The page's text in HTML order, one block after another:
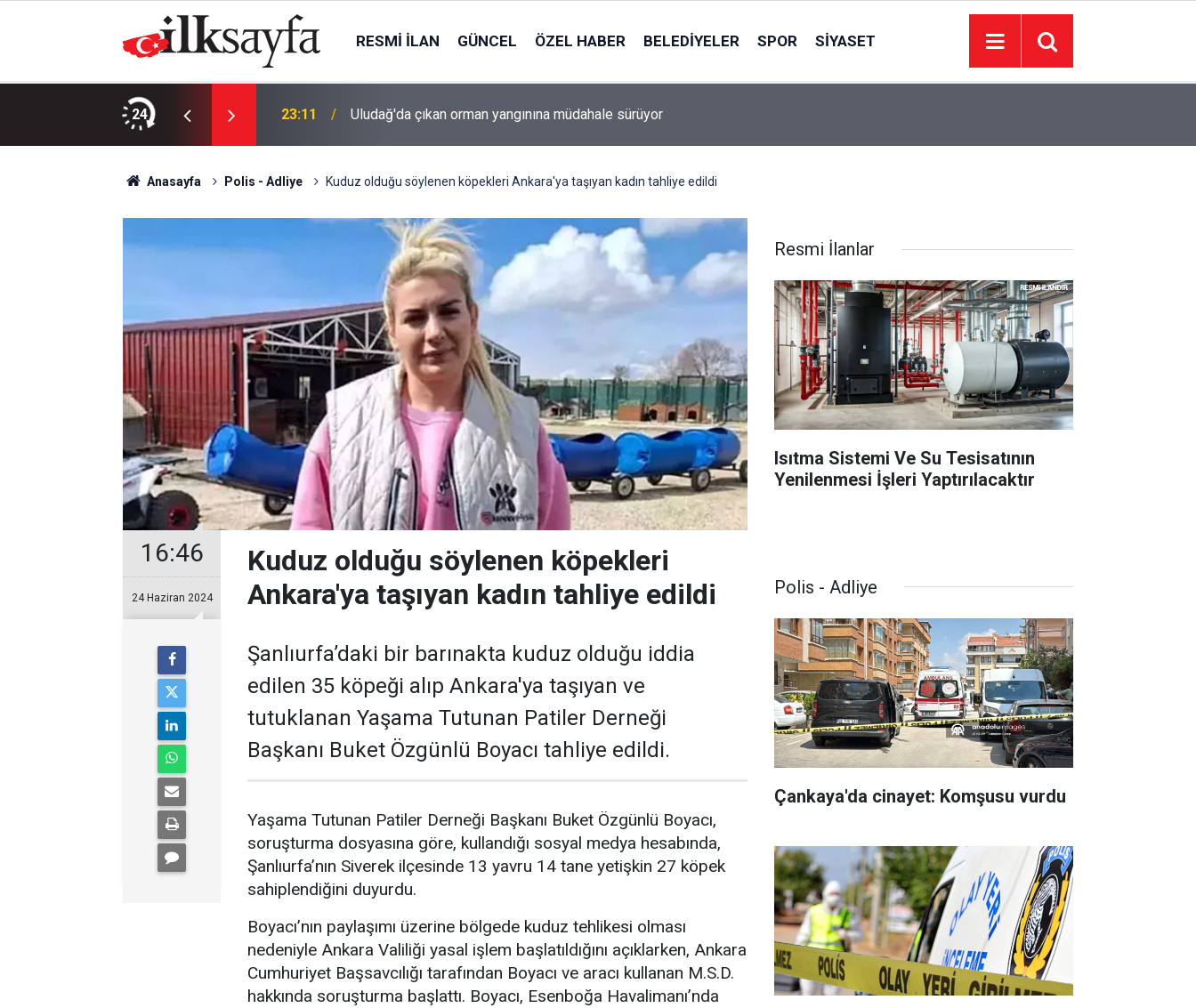
RESMI İLAN GÜNCEL ÖZEL HABER BELEDIYELER SPOR SIYASET
24 23:11 Uludağ'da çıkan orman yangınına müdahale sürüyor
Anasayfa Polis - Adliye Kuduz olduğu söylenen köpekleri Ankara'ya taşıyan kadın tahliye edildi
16:46
24 Haziran 2024
Kuduz olduğu söylenen köpekleri
Ankara'ya taşıyan kadın tahliye edildi
Şanlıurfa’daki bir barınakta kuduz olduğu iddia
edilen 35 köpeği alıp Ankara'ya taşıyan ve
tutuklanan Yaşama Tutunan Patiler Derneği
Başkanı Buket Özgünlü Boyacı tahliye edildi.
Yaşama Tutunan Patiler Derneği Başkanı Buket Özgünlü Boyacı,
soruşturma dosyasına göre, kullandığı sosyal medya hesabında,
Şanlıurfa’nın Siverek ilçesinde 13 yavru 14 tane yetişkin 27 köpek
sahiplendiğini duyurdu.
Boyacı’nın paylaşımı üzerine bölgede kuduz tehlikesi olması
nedeniyle Ankara Valiliği yasal işlem başlatıldığını açıklarken, Ankara
Cumhuriyet Başsavcılığı tarafından Boyacı ve aracı kullanan M.S.D.
hakkında soruşturma başlattı. Boyacı, Esenboğa Havalimanı’nda
Resmi İlanlar
Isıtma Sistemi Ve Su Tesisatının
Yenilenmesi İşleri Yaptırılacaktır
Polis - Adliye
Çankaya'da cinayet: Komşusu vurdu